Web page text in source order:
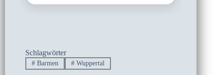
Schlagwörter
#Barmen #Wuppertal